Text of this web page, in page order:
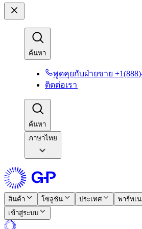
ค้นหา​​
พูดคุยกับฝ่ายขาย
ติดต่อเรา​​
ค้นหา​​
ภาษาไทย
สินค้า​​ โซลูชัน​​ ประเทศ​​ พาร์ทเ
เข้าสู่ระบบ​​